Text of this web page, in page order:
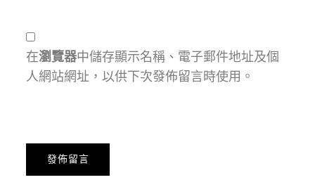
在瀏覽器中儲存顯示名稱、電子郵件地址及個
人網站網址，以供下次發佈留言時使用。